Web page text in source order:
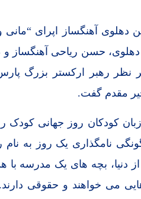
آهنگساز اپرای “مانی و
حسن ریاحی آهنگساز و
نظر رهبر ارکستر بزرگ
مقدم گفت.
کودکان روز جهانی کودک
نامگذاری یک روز به
بچه های یک مدرسه با
می خواهند و حقوقی